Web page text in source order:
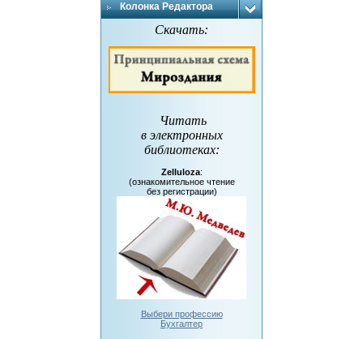
Колонка Редактора
Скачать:
Читать
в электронных
библиотеках:
Zelluloza:
(ознакомительное чтение
без регистрации)
Выбери профессию
Бухгалтер